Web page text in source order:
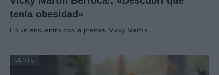
tenía obesidad»
En un encuentro con la prensa, Vicky Martín…
GENTE